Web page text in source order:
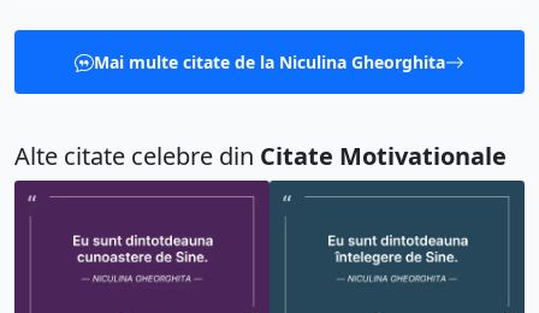
Mai multe citate de la Niculina Gheorghita
Alte citate celebre din Citate Motivationale